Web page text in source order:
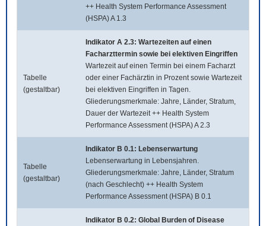
++ Health System Performance Assessment
(HSPA) A 1.3
Tabelle
(gestaltbar)
Indikator A 2.3: Wartezeiten auf einen
Facharzttermin sowie bei elektiven Eingriffen
Wartezeit auf einen Termin bei einem Facharzt
oder einer Fachärztin in Prozent sowie Wartezeit
bei elektiven Eingriffen in Tagen.
Gliederungsmerkmale: Jahre, Länder, Stratum,
Dauer der Wartezeit ++ Health System
Performance Assessment (HSPA) A 2.3
Tabelle
(gestaltbar)
Indikator B 0.1: Lebenserwartung
Lebenserwartung in Lebensjahren.
Gliederungsmerkmale: Jahre, Länder, Stratum
(nach Geschlecht) ++ Health System
Performance Assessment (HSPA) B 0.1
Indikator B 0.2: Global Burden of Disease